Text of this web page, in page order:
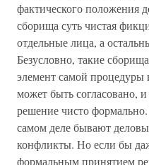
фактического положения
сборища суть чистая
отдельные лица, а
Безусловно, такие
элемент самой процедуры
может быть согласовано,
решение чисто
самом деле бывают
конфликты. Но если бы
формальным принятием